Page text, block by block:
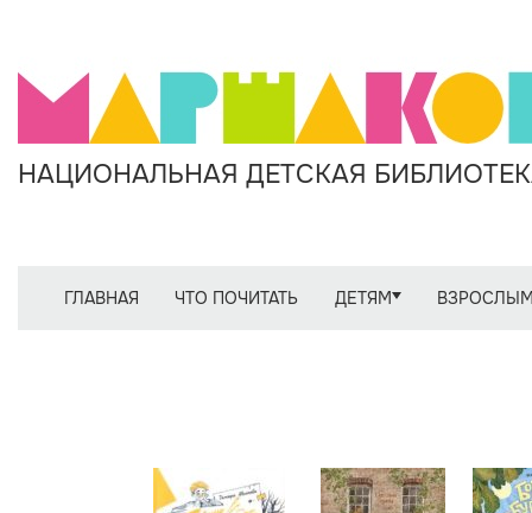
НАЦИОНАЛЬНАЯ ДЕТСКАЯ
ГЛАВНАЯ ЧТО ПОЧИТАТЬ ДЕТЯМ